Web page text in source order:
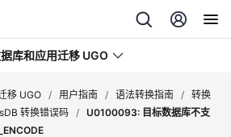
库和应用迁移 UGO
移 UGO / 用户指南 / 语法转换指南 / 转换
转换错误码 / U0100093: 目标数据库不支